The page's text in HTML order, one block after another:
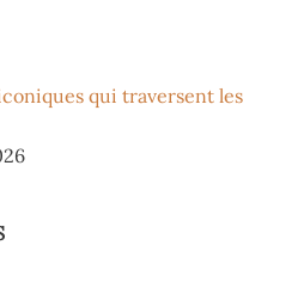
qui traversent les